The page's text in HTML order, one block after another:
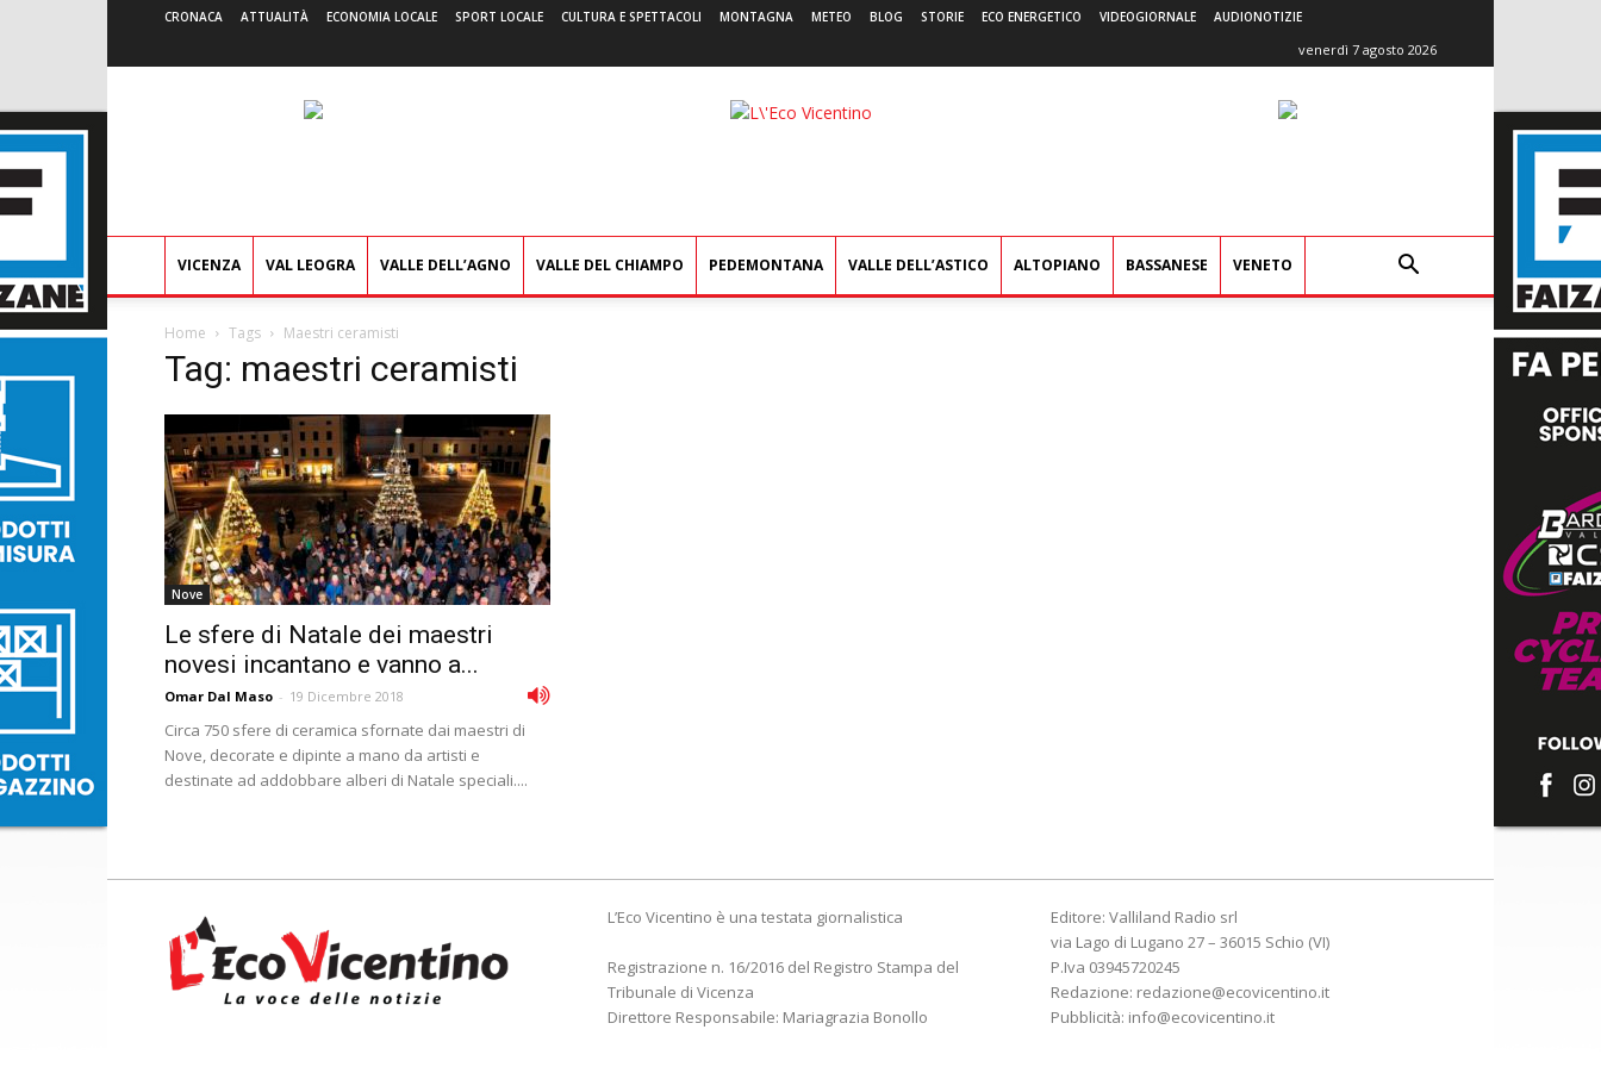
CRONACA ATTUALITÀ ECONOMIA LOCALE SPORT LOCALE CULTURA E SPETTACOLI MONTAGNA METEO BLOG STORIE ECO ENERGETICO VIDEOGIORNALE AUDIONOTIZIE
venerdì 7 agosto 2026
L'Eco
VICENZA VAL LEOGRA VALLE DELL’AGNO VALLE DEL CHIAMPO PEDEMONTANA VALLE DELL’ASTICO ALTOPIANO BASSANESE VENETO
Home Tags Maestri ceramisti
Tag: maestri ceramisti
Nove
Le sfere di Natale dei maestri
novesi incantano e vanno a...
Omar Dal Maso - 19 Dicembre 2018
Circa 750 sfere di ceramica sfornate dai maestri di
Nove, decorate e dipinte a mano da artisti e
destinate ad addobbare alberi di Natale speciali....
L’Eco Vicentino è una testata giornalistica
Registrazione n. 16/2016 del Registro Stampa del
Tribunale di Vicenza
Direttore Responsabile: Mariagrazia Bonollo
Editore: Valliland Radio srl
via Lago di Lugano 27 – 36015 Schio (VI)
P.Iva 03945720245
Redazione: redazione@ecovicentino.it
Pubblicità: info@ecovicentino.it